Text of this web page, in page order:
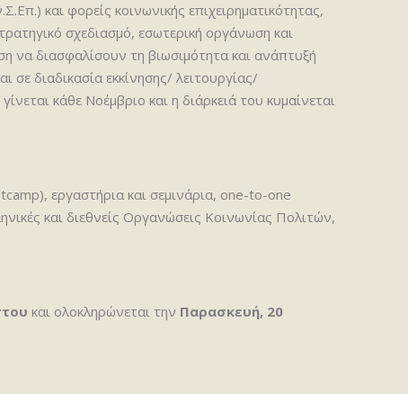
και φορείς κοινωνικής επιχειρηματικότητας,
σχεδιασμό, εσωτερική οργάνωση και
να διασφαλίσουν τη βιωσιμότητα και ανάπτυξή
διαδικασία εκκίνησης/ λειτουργίας/
κάθε Νοέμβριο και η διάρκειά του κυμαίνεται
εργαστήρια και σεμινάρια, one-to-one
και διεθνείς Οργανώσεις Κοινωνίας Πολιτών,
και ολοκληρώνεται την Παρασκευή, 20